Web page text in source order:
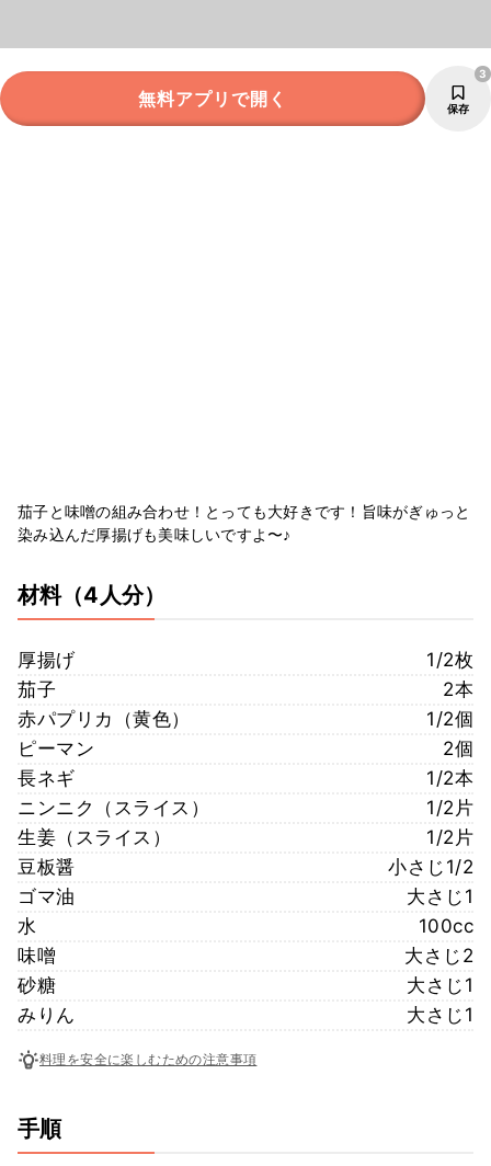
無料アプリで開く 保存
3
茄子と味噌の組み合わせ！とっても大好きです！旨味がぎゅっと
染み込んだ厚揚げも美味しいですよ〜♪
材料（4人分）
厚揚げ
1/2枚
茄子
2本
赤パプリカ（黄色）
1/2個
ピーマン
2個
長ネギ
1/2本
ニンニク（スライス）
1/2片
生姜（スライス）
1/2片
豆板醤
小さじ1/2
ゴマ油
大さじ1
水
100cc
味噌
大さじ2
砂糖
大さじ1
みりん
大さじ1
料理を安全に楽しむための注意事項
手順